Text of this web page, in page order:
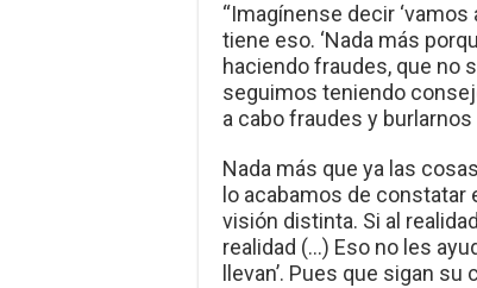
“Imagínense decir
tiene eso. ‘Nada más
haciendo fraudes, que no
seguimos teniendo
a cabo fraudes y burlarnos
Nada más que ya las
lo acabamos de
visión distinta. Si al
realidad (…) Eso no les
llevan’. Pues que sigan su